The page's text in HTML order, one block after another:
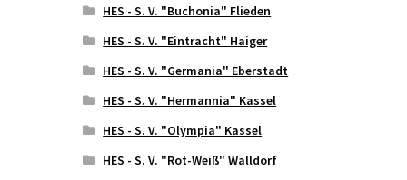
HES - S. V. "Buchonia" Flieden
HES - S. V. "Eintracht" Haiger
HES - S. V. "Germania" Eberstadt
HES - S. V. "Hermannia" Kassel
HES - S. V. "Olympia" Kassel
HES - S. V. "Rot-Weiß" Walldorf